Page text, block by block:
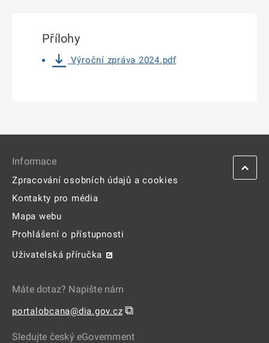
Přílohy
Výroční zpráva 2024.pdf
Informace
Zpracování osobních údajů a cookies
Kontakty pro média
Mapa webu
Prohlášení o přístupnosti
Uživatelská příručka
Máte dotaz? Napište nám
portalobcana@dia.gov.cz ⧉
Sledujte český eGovernment